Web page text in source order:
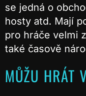
se jedná o
hosty atd. Mají
pro hráče velmi
také časově
MŮŽU HRÁT